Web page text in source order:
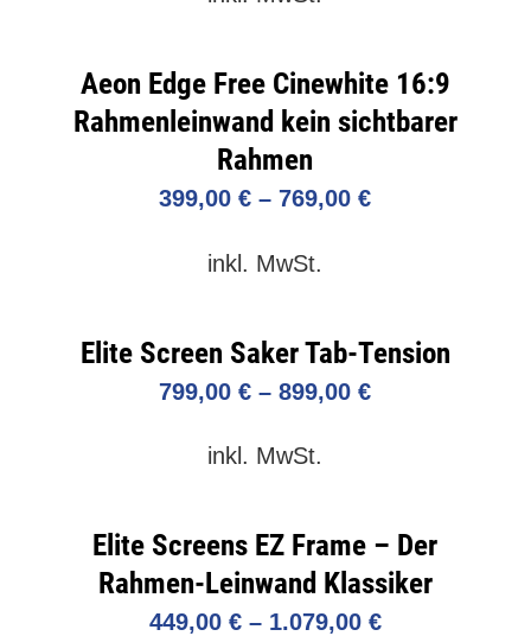
Aeon Edge Free Cinewhite 16:9
Rahmenleinwand kein sichtbarer
Rahmen
399,00€ –769,00€
inkl. MwSt.
Elite Screen Saker Tab-Tension
799,00€ –899,00€
inkl. MwSt.
Elite Screens EZ Frame – Der
Rahmen-Leinwand Klassiker
449,00 €– 1.079,00 €